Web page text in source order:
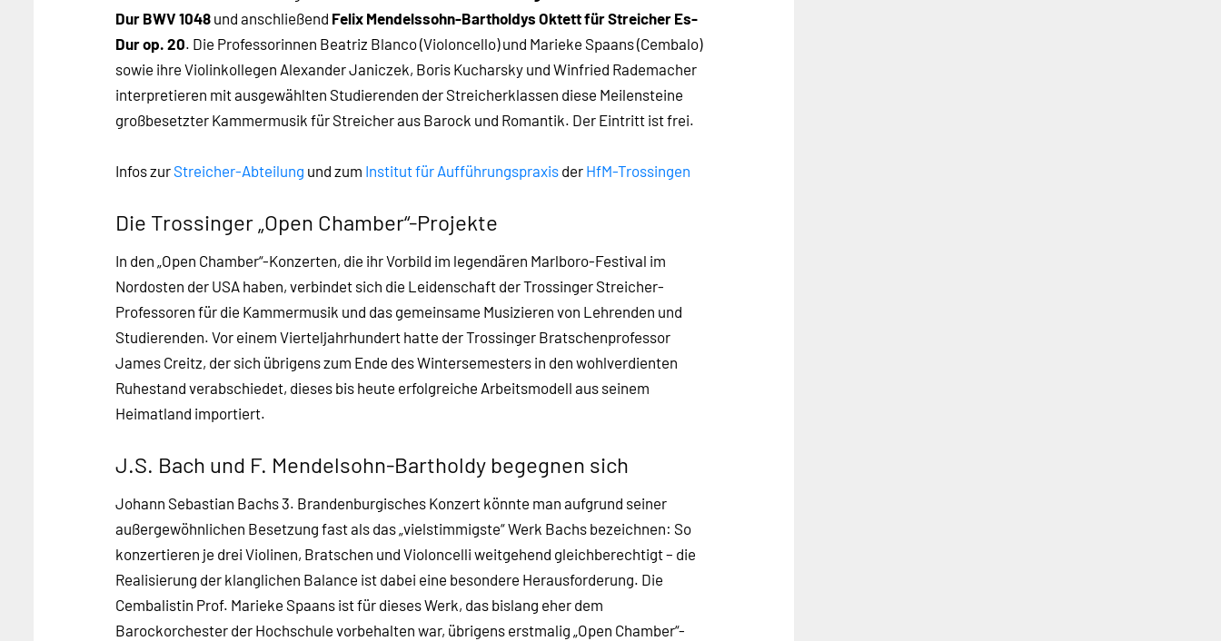
Dur BWV 1048 und anschließend Felix Mendelssohn-Bartholdys Oktett für Streicher Es-
Dur op. 20. Die Professorinnen Beatriz Blanco (Violoncello) und Marieke Spaans (Cembalo)
sowie ihre Violinkollegen Alexander Janiczek, Boris Kucharsky und Winfried Rademacher
interpretieren mit ausgewählten Studierenden der Streicherklassen diese Meilensteine
großbesetzter Kammermusik für Streicher aus Barock und Romantik. Der Eintritt ist frei.
Infos zur Streicher-Abteilung und zum Institut für Aufführungspraxis der HfM-Trossingen
Die Trossinger „Open Chamber“-Projekte
In den „Open Chamber“-Konzerten, die ihr Vorbild im legendären Marlboro-Festival im
Nordosten der USA haben, verbindet sich die Leidenschaft der Trossinger Streicher-
Professoren für die Kammermusik und das gemeinsame Musizieren von Lehrenden und
Studierenden. Vor einem Vierteljahrhundert hatte der Trossinger Bratschenprofessor
James Creitz, der sich übrigens zum Ende des Wintersemesters in den wohlverdienten
Ruhestand verabschiedet, dieses bis heute erfolgreiche Arbeitsmodell aus seinem
Heimatland importiert.
J.S. Bach und F. Mendelsohn-Bartholdy begegnen sich
Johann Sebastian Bachs 3. Brandenburgisches Konzert könnte man aufgrund seiner
außergewöhnlichen Besetzung fast als das „vielstimmigste“ Werk Bachs bezeichnen: So
konzertieren je drei Violinen, Bratschen und Violoncelli weitgehend gleichberechtigt – die
Realisierung der klanglichen Balance ist dabei eine besondere Herausforderung. Die
Cembalistin Prof. Marieke Spaans ist für dieses Werk, das bislang eher dem
Barockorchester der Hochschule vorbehalten war, übrigens erstmalig „Open Chamber“-